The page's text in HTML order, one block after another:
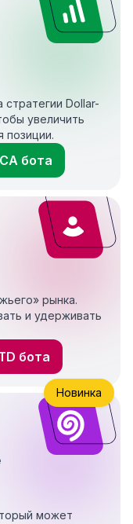
Dollar-
увеличить
позиции.
бота
рынка.
и удерживать
бота
может
Новинка